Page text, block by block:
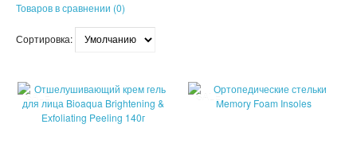
ТКАНЕВЫЕ МАСКИ
МИЦЕЛЛЯРНАЯ ВОДА
Товаров в сравнении (0)
Сортировка:
SALE SALE